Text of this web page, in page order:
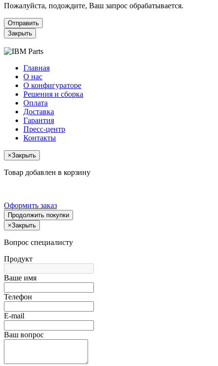
Пожалуйста, подождите, Ваш запрос обрабатывается.
Отправить
Закрыть
Главная
О нас
О конфигураторе
Решения и сборка
Оплата
Доставка
Гарантия
Пресс-центр
Контакты
×Закрыть
Товар добавлен в корзину
Оформить заказ
Продолжить покупки
×Закрыть
Вопрос специалисту
Продукт
Ваше имя
Телефон
E-mail
Ваш вопрос